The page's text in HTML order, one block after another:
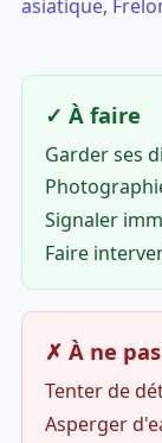
asiatique,
✓ À faire
Garder ses
Signaler
Faire
✗ À ne
Tenter de
Asperger